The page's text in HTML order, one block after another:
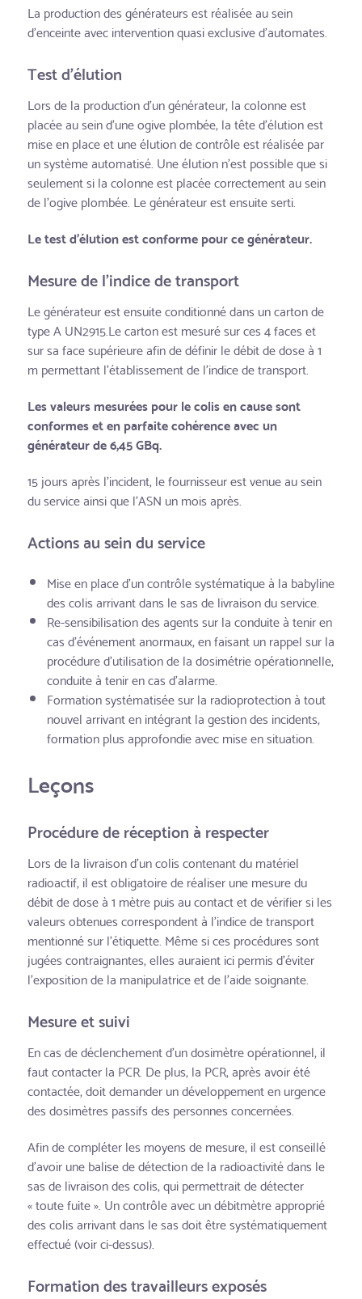
La production des générateurs est réalisée au sein
d’enceinte avec intervention quasi exclusive d’automates.
Test d’élution
Lors de la production d’un générateur, la colonne est
placée au sein d’une ogive plombée, la tête d’élution est
mise en place et une élution de contrôle est réalisée par
un système automatisé. Une élution n’est possible que si
seulement si la colonne est placée correctement au sein
de l’ogive plombée. Le générateur est ensuite serti.
Le test d’élution est conforme pour ce générateur.
Mesure de l’indice de transport
Le générateur est ensuite conditionné dans un carton de
type A UN2915.Le carton est mesuré sur ces 4 faces et
sur sa face supérieure afin de définir le débit de dose à 1
m permettant l’établissement de l’indice de transport.
Les valeurs mesurées pour le colis en cause sont
conformes et en parfaite cohérence avec un
générateur de 6,45 GBq.
15 jours après l’incident, le fournisseur est venue au sein
du service ainsi que l’ASN un mois après.
Actions au sein du service
Mise en place d’un contrôle systématique à la babyline
des colis arrivant dans le sas de livraison du service.
Re-sensibilisation des agents sur la conduite à tenir en
cas d’événement anormaux, en faisant un rappel sur la
procédure d’utilisation de la dosimétrie opérationnelle,
conduite à tenir en cas d’alarme.
Formation systématisée sur la radioprotection à tout
nouvel arrivant en intégrant la gestion des incidents,
formation plus approfondie avec mise en situation.
Leçons
Procédure de réception à respecter
Lors de la livraison d’un colis contenant du matériel
radioactif, il est obligatoire de réaliser une mesure du
débit de dose à 1 mètre puis au contact et de vérifier si les
valeurs obtenues correspondent à l’indice de transport
mentionné sur l’étiquette. Même si ces procédures sont
jugées contraignantes, elles auraient ici permis d’éviter
l’exposition de la manipulatrice et de l’aide soignante.
Mesure et suivi
En cas de déclenchement d’un dosimètre opérationnel, il
faut contacter la PCR. De plus, la PCR, après avoir été
contactée, doit demander un développement en urgence
des dosimètres passifs des personnes concernées.
Afin de compléter les moyens de mesure, il est conseillé
d’avoir une balise de détection de la radioactivité dans le
sas de livraison des colis, qui permettrait de détecter
« toute fuite ». Un contrôle avec un débitmètre approprié
des colis arrivant dans le sas doit être systématiquement
effectué (voir ci-dessus).
Formation des travailleurs exposés